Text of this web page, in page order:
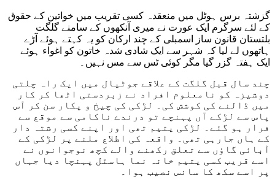
گزشتہ برس ہوٹل میں منعقدہ کسی تقریب میں خواتین کے حقوق
کے لئے سرگرم ایک عورت نے میری آنکھوں کے سامنے گلگت
بلتستان قانون ساز اسمبلی کے چند ارکان کو یہ کہتے ہوئے آڑے
ہاتھوں لے لیا کہ شہر سے ایک شادی شدہ خاتون کو اغواء ہوئے
ایک ہفتہ گزر گیا مگر کوئی ٹس سے مس نہیں۔
چند سال قبل گلگت کے علاقے جوٹیال میں ایک راہ چلتی
دوشیزہ کو نامعلوم افراد نے زبردستی اٹھا کر کار
میں ڈالنے کی کوشش کی۔ لڑکی کی چیخ و پکار سن کر آس
پاس سے لڑکے آں پہنچے تو درندے ناکامی سے موقع سے
فرار ہو گئے۔ لڑکی یتیم تھی اور اپنے کسی رشتہ دار
کے ہاں جارہی تھی۔ واقعہ کی اطلاع ملنے پر لڑکی کے
آبائی گاؤں سے تعلق رکھنے والے کچھ نوجوانوں نے
اسے قریب کسی یتیم خانہ نما ہاسٹل پہنچا دیا جہاں
پر اسے سکھ کا سانس نصیب ہوا۔